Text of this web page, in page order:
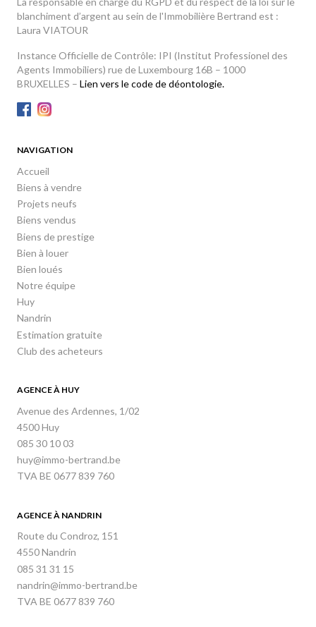
blanchiment d’argent au sein de l'Immobilière Bertrand est :
Laura VIATOUR
Instance Officielle de Contrôle: IPI (Institut Professionel des
Agents Immobiliers) rue de Luxembourg 16B – 1000
BRUXELLES – Lien vers le code de déontologie.
NAVIGATION
Accueil
Biens à vendre
Projets neufs
Biens vendus
Biens de prestige
Bien à louer
Bien loués
Notre équipe
Huy
Nandrin
Estimation gratuite
Club des acheteurs
AGENCE À HUY
Avenue des Ardennes, 1/02
4500 Huy
085 30 10 03
huy@immo-bertrand.be
TVA BE 0677 839 760
AGENCE À NANDRIN
Route du Condroz, 151
4550 Nandrin
085 31 31 15
nandrin@immo-bertrand.be
TVA BE 0677 839 760